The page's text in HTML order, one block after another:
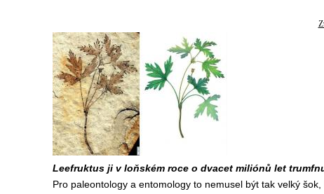
Leefruktus ji v loňském roce o dvacet miliónů let
Pro paleontology a entomology to nemusel být tak velký